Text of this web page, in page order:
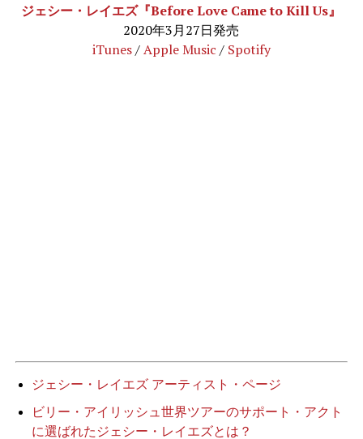
ジェシー・レイエズ『Before Love Came to Kill Us』
2020年3月27日発売
iTunes/Apple Music / Spotify
ジェシー・レイエズ アーティスト・ページ
ビリー・アイリッシュ世界ツアーのサポート・アクト
に選ばれたジェシー・レイエズとは？